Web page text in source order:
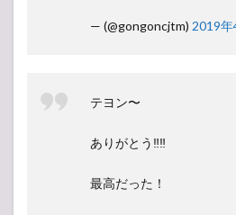
— (@gongoncjtm) 2019年
テヨン〜
ありがとう‼‼
最高だった！